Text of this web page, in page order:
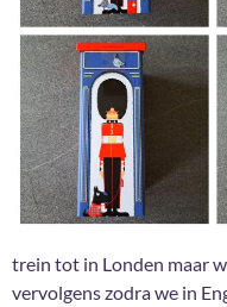
trein tot in Londen maar
vervolgens zodra we in